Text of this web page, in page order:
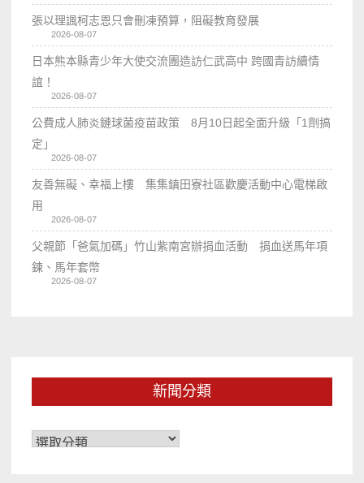
張以理諷柯志恩只會刪凍預算，阻礙教育發展
2026-08-07
日本熊本縣青少年大使交流團造訪仁武高中 跨國青訪續情
誼！
2026-08-07
公費成人肺炎鏈球菌疫苗政策 8月10日起全面升級「1劑搞
定」
2026-08-07
友善無礙、幸福上樓 集集鎮田寮社區歡慶活動中心電梯啟
用
2026-08-07
父親節「爸氣加碼」竹山紫南宮辦捐血活動 捐血送馬年項
鍊、馬年套幣
2026-08-07
新聞分類
新